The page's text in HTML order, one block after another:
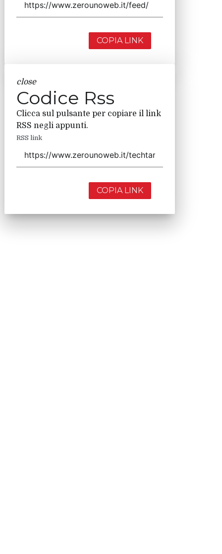
COPIA LINK
close
Codice Rss
Clicca sul pulsante per copiare il link
RSS negli appunti.
RSS link
COPIA LINK